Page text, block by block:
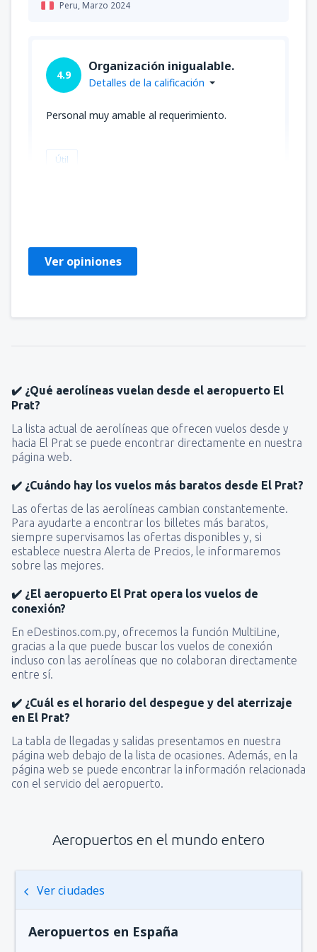
Peru,Marzo 2024
4.9
Organización inigualable.
Detalles de la calificación
Personal muy amable al requerimiento.
Útil
Ver opiniones
✔️ ¿Qué aerolíneas vuelan desde el aeropuerto El
Prat?
La lista actual de aerolíneas que ofrecen vuelos desde y
hacia El Prat se puede encontrar directamente en nuestra
página web.
✔️ ¿Cuándo hay los vuelos más baratos desde El Prat?
Las ofertas de las aerolíneas cambian constantemente.
Para ayudarte a encontrar los billetes más baratos,
siempre supervisamos las ofertas disponibles y, si
establece nuestra Alerta de Precios, le informaremos
sobre las mejores.
✔️ ¿El aeropuerto El Prat opera los vuelos de
conexión?
En eDestinos.com.py, ofrecemos la función MultiLine,
gracias a la que puede buscar los vuelos de conexión
incluso con las aerolíneas que no colaboran directamente
entre sí.
✔️ ¿Cuál es el horario del despegue y del aterrizaje
en El Prat?
La tabla de llegadas y salidas presentamos en nuestra
página web debajo de la lista de ocasiones. Además, en la
página web se puede encontrar la información relacionada
con el servicio del aeropuerto.
Aeropuertos en el mundo entero
Ver ciudades
Aeropuertos en España